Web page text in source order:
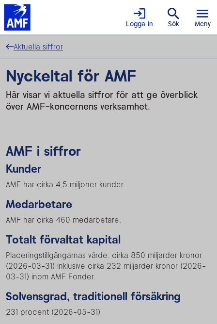
Logga in Sök Meny
Aktuella siffror
Nyckeltal för AMF
Här visar vi aktuella siffror för att ge överblick
över AMF-koncernens verksamhet.
AMF i siffror
Kunder
AMF har cirka 4,5 miljoner kunder.
Medarbetare
AMF har cirka 460 medarbetare.
Totalt förvaltat kapital
Placeringstillgångarnas värde: cirka 850 miljarder kronor
(2026-03-31) inklusive cirka 232 miljarder kronor (2026-
03-31) inom AMF Fonder.
Solvensgrad, traditionell försäkring
231 procent (2026-05-31)